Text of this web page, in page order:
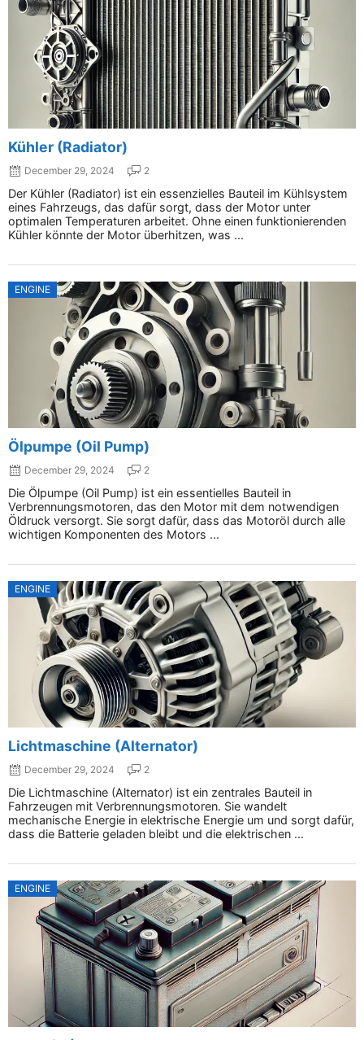
Kühler (Radiator)
December 29, 2024 2
Der Kühler (Radiator) ist ein essenzielles Bauteil im Kühlsystem
eines Fahrzeugs, das dafür sorgt, dass der Motor unter
optimalen Temperaturen arbeitet. Ohne einen funktionierenden
Kühler könnte der Motor überhitzen, was ...
ENGINE
Ölpumpe (Oil Pump)
December 29, 2024 2
Die Ölpumpe (Oil Pump) ist ein essentielles Bauteil in
Verbrennungsmotoren, das den Motor mit dem notwendigen
Öldruck versorgt. Sie sorgt dafür, dass das Motoröl durch alle
wichtigen Komponenten des Motors ...
ENGINE
Lichtmaschine (Alternator)
December 29, 2024 2
Die Lichtmaschine (Alternator) ist ein zentrales Bauteil in
Fahrzeugen mit Verbrennungsmotoren. Sie wandelt
mechanische Energie in elektrische Energie um und sorgt dafür,
dass die Batterie geladen bleibt und die elektrischen ...
ENGINE